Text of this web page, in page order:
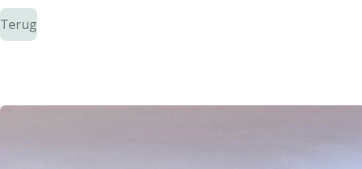
Terug